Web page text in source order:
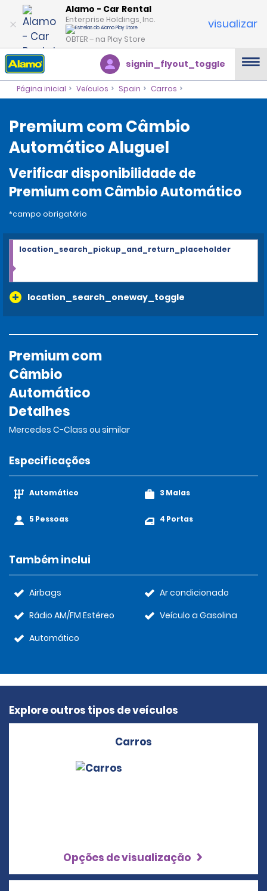
Alamo - Car Rental
Enterprise Holdings, Inc.
OBTER – na Play Store
visualizar
signin_flyout_toggle
Página inicial Veículos Spain Carros
Premium com Câmbio
Automático Aluguel
Verificar disponibilidade de
Premium com Câmbio Automático
*campo obrigatório
location_search_oneway_toggle
location_search_pickup_and_return_placeholder
Premium com
Câmbio
Automático
Detalhes
Mercedes C-Class ou similar
Especificações
Automático
5 Pessoas
3 Malas
4 Portas
Também inclui
Airbags
Rádio AM/FM Estéreo
Automático
Ar condicionado
Veículo a Gasolina
Explore outros tipos de veículos
Carros
Opções de visualização